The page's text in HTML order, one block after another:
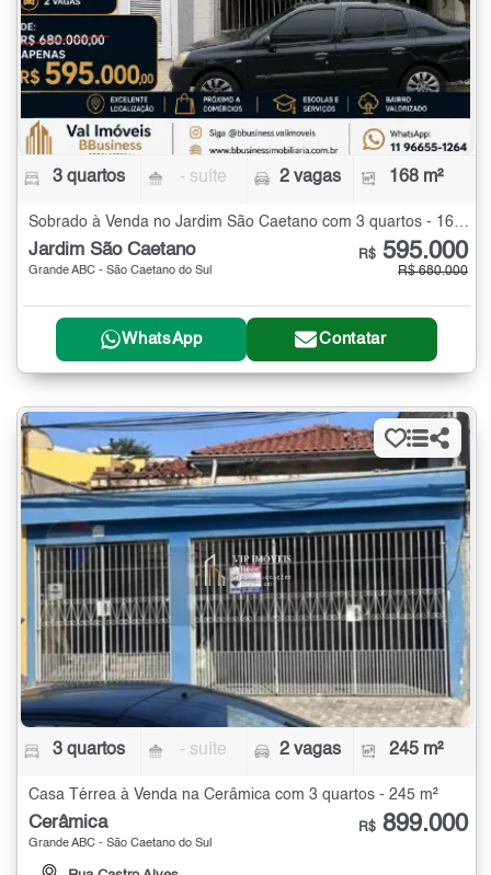
3 quartos - suíte 2 vagas 168 m²
Sobrado à Venda no Jardim São Caetano com 3 quartos - 168 m²
Jardim São Caetano
Grande ABC - São Caetano do Sul
R$ 595.000
R$ 680.000
WhatsApp Contatar
3 quartos - suíte 2 vagas 245 m²
Casa Térrea à Venda na Cerâmica com 3 quartos - 245 m²
Cerâmica
Grande ABC - São Caetano do Sul
R$ 899.000